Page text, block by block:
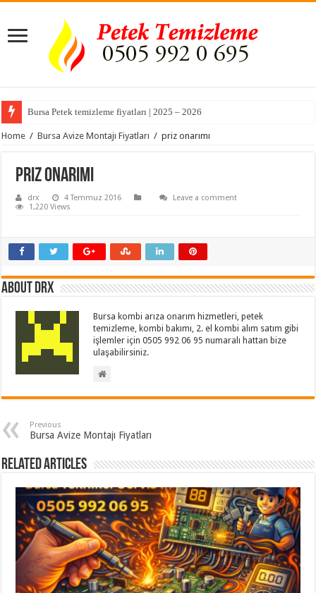
Bursa Petek temizleme fiyatları | 2025 – 2026
Home / Bursa Avize Montajı Fiyatları / priz onarımı
priz onarımı
drx 4 Temmuz 2016
Leave a comment
1,220 Views
About drx
Bursa kombi arıza onarım hizmetleri, petek
temizleme, kombi bakımı, 2. el kombi alım satım gibi
işlemler için 0505 992 06 95 numaralı hattan bize
ulaşabilirsiniz.
Previous
Bursa Avize Montajı Fiyatları
Related Articles